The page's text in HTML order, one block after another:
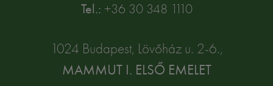
Tel.: +36 30 348 1110
1024 Budapest, Lövőház u. 2-6.,
MAMMUT I. ELSŐ EMELET